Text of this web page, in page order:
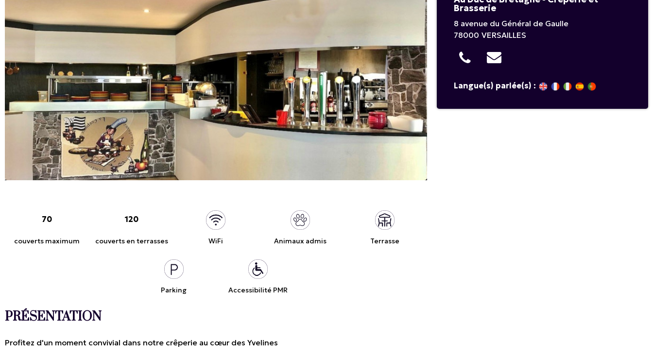
70
couverts maximum
120
couverts en terrasses WiFi Animaux admis Terrasse
Parking Accessibilité PMR
PRÉSENTATION
Profitez d'un moment convivial dans notre crêperie au cœur des Yvelines
Brasserie
8 avenue du Général de Gaulle
78000 VERSAILLES
Langue(s) parlée(s) :